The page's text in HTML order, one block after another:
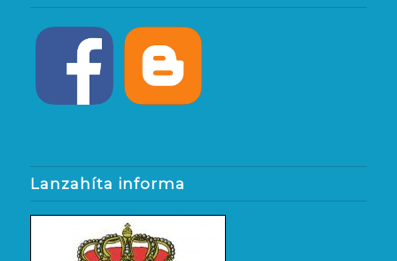
Lanzahíta informa